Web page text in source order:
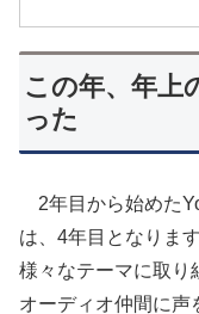
この年、年上
った
2年目から始めた
は、4年目となりま
様々なテーマに取り
オーディオ仲間に声